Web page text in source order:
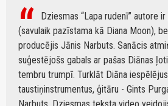
Dziesmas “Lapa rudenī” autore
(savulaik pazīstama kā Diana Moon),
producējis Jānis Narbuts. Sanācis
suģestējošs gabals ar pašas Diānas
tembru trumpī. Turklāt Diāna
taustiņinstrumentus, ģitāru - Gints